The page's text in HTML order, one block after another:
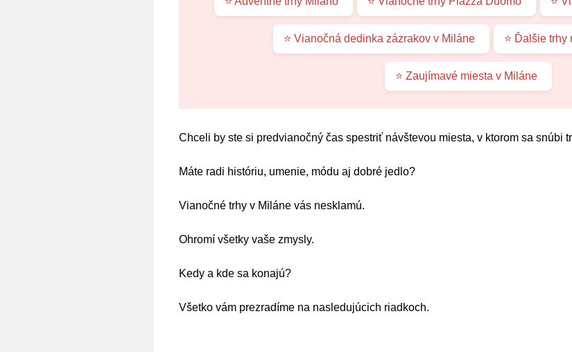
⭐ Vianočná dedinka zázrakov v Miláne ⭐ Ďalšie
⭐ Zaujímavé miesta v Miláne
Chceli by ste si predvianočný čas spestriť návštevou miesta, v ktorom sa snúbi
Máte radi históriu, umenie, módu aj dobré jedlo?
Vianočné trhy v Miláne vás nesklamú.
Ohromí všetky vaše zmysly.
Kedy a kde sa konajú?
Všetko vám prezradíme na nasledujúcich riadkoch.